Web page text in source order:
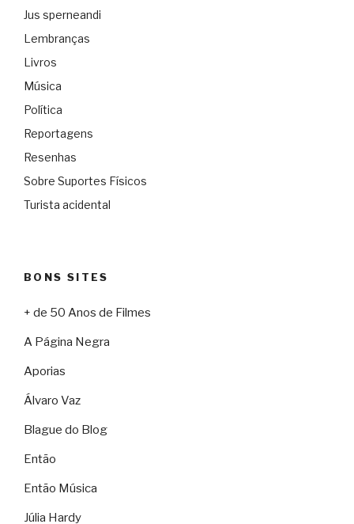
Jus sperneandi
Lembranças
Livros
Música
Política
Reportagens
Resenhas
Sobre Suportes Físicos
Turista acidental
BONS SITES
+ de 50 Anos de Filmes
A Página Negra
Aporias
Álvaro Vaz
Blague do Blog
Então
Então Música
Júlia Hardy